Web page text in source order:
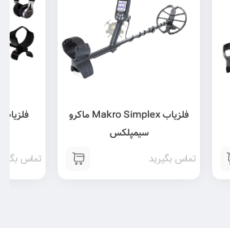
فلزیاب Makro Simplex ماکرو
سیمپلکس
تماس بگیرید
فلزیاب GF 650 جی اف 650
تماس